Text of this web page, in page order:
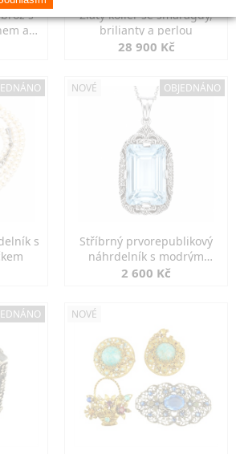
s
a
Zlatý kolier se smaragdy,
brilianty a perlou
28 900 Kč
s
NOVÉ OBJEDNÁNO
Stříbrný prvorepublikový
náhrdelník s modrým
spinelem
2 600 Kč
NOVÉ